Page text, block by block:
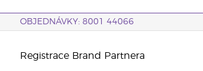
OBJEDNÁVKY: 8001 44066
Registrace Brand Partnera